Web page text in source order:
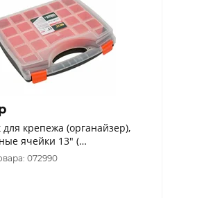
крепежа (органайзер),
ячейки 13" (
мм) 65663
072990